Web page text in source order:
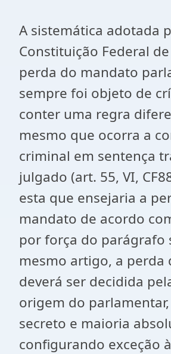
A sistemática adotada
Constituição Federal
perda do mandato
sempre foi objeto de
conter uma regra
mesmo que ocorra a
criminal em sentença
julgado (art. 55, VI,
esta que ensejaria a
mandato de acordo
por força do parágrafo
mesmo artigo, a perda
deverá ser decidida
origem do
secreto e maioria
configurando exceção